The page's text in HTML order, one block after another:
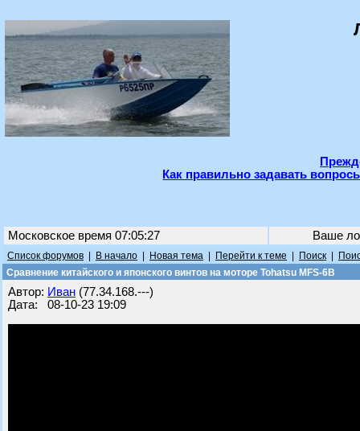
Как правильно задавать
Московское время 07:05:27 Ваше
Список форумов В начало Новая тема Перейти к теме Поиск
Сравнение китайского и японского винтов на моторе Tohatsu MFS-6B
Автор: Иван (77.34.168.---)
Дата: 08-10-23 19:09